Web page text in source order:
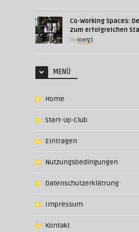
Co-Working Spaces:
zum erfolgreichen
byJoerg1
MENÜ
Home
Start-Up-Club
Eintragen
Nutzungsbedingungen
Datenschutzerklätrung
Impressum
Kontakt